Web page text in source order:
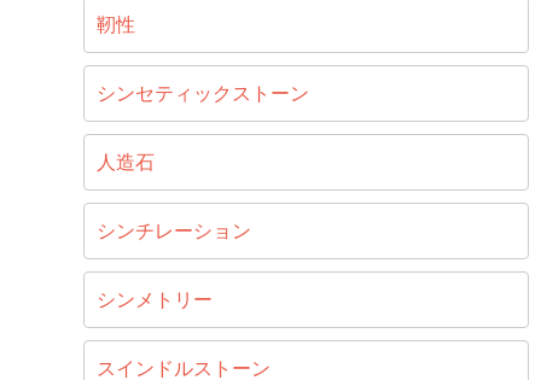
靭性
シンセティックストーン
人造石
シンチレーション
シンメトリー
スインドルストーン